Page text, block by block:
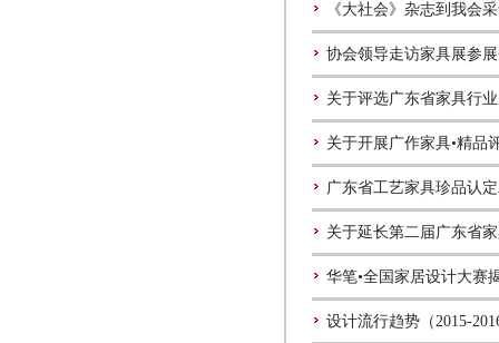
《大社会》杂志到我会
协会领导走访家具展参
关于评选广东省家具行
关于开展广作家具•精品
广东省工艺家具珍品认
关于延长第二届广东省
华笔•全国家居设计大赛
设计流行趋势（2015-